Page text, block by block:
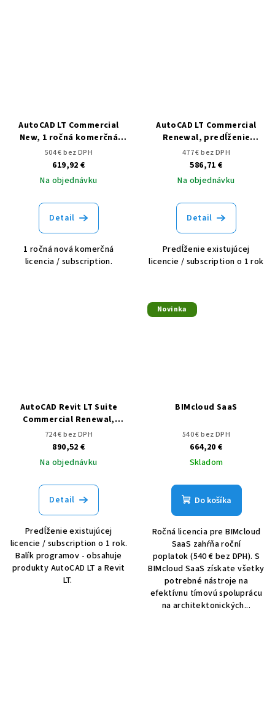
AutoCAD LT Commercial
New, 1 ročná komerčná
licencia / subscription
504 € bez DPH
619,92 €
Na objednávku
Detail
1 ročná nová komerčná
licencia / subscription.
AutoCAD LT Commercial
Renewal, predĺženie
licencie / subscription o 1
rok
477 € bez DPH
586,71 €
Na objednávku
Detail
Predĺženie existujúcej
licencie / subscription o 1 rok
AutoCAD Revit LT Suite
Commercial Renewal,
predĺženie licencie /
subscription o 1 rok
724 € bez DPH
890,52 €
Na objednávku
Detail
Predĺženie existujúcej
licencie / subscription o 1 rok.
Balík programov - obsahuje
produkty AutoCAD LT a Revit
LT.
Novinka
BIMcloud SaaS
540 € bez DPH
664,20 €
Skladom
Do košíka
Ročná licencia pre BIMcloud
SaaS zahŕňa roční
poplatok (540 € bez DPH). S
BIMcloud SaaS získate všetky
potrebné nástroje na
efektívnu tímovú spoluprácu
na architektonických...